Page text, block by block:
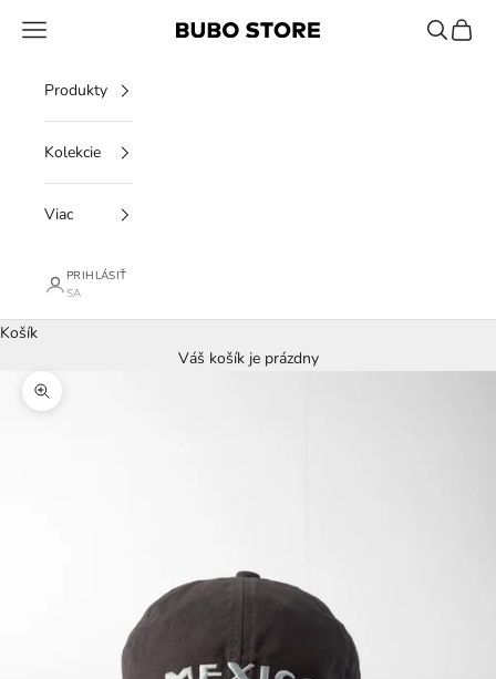
BUBO STORE
Menu Hľadať
Košík
Produkty
Kolekcie
Viac
PRIHLÁSIŤ
SA
Košík
Váš košík je prázdny
Priblížiť